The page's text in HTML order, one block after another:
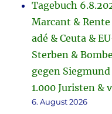
Tagebuch
Marcant &
adé & Ceuta &
Sterben &
gegen
1.000 Juristen &
6. August 2026